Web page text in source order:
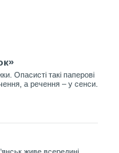
Опасисті такі паперові
а речення – у сенси.